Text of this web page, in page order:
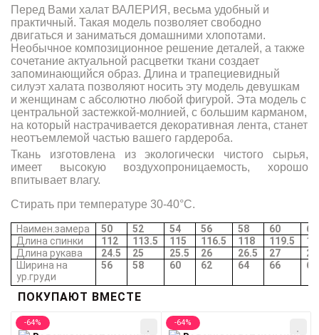
Перед Вами халат ВАЛЕРИЯ, весьма удобный и
практичный. Такая модель позволяет свободно
двигаться и заниматься домашними хлопотами.
Необычное композиционное решение деталей, а также
сочетание актуальной расцветки ткани создает
запоминающийся образ. Длина и трапециевидный
силуэт халата позволяют носить эту модель девушкам
и женщинам с абсолютно любой фигурой. Эта модель с
центральной застежкой-молнией, с большим карманом,
на который настрачивается декоративная лента, станет
неотъемлемой частью вашего гардероба.
Ткань изготовлена из экологически чистого сырья,
имеет высокую воздухопроницаемость, хорошо
впитывает влагу.
Стирать при температуре 30-40°C.
Наимен.замера 50 52 54 56 58 60
62
Длина спинки
112 113.5 115 116.5 118 119.5
Длина рукава
24.5 25 25.5 26 26.5 27
Ширина на
ур.груди
56 58 60 62 64 66 68
ПОКУПАЮТ ВМЕСТЕ
-64% -64%